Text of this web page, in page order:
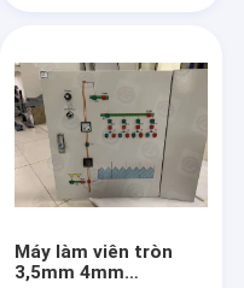
Máy làm viên tròn
3,5mm 4mm